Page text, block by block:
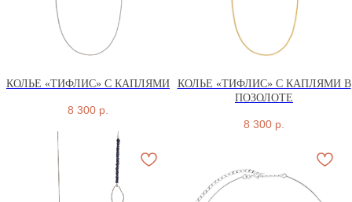
КОЛЬЕ «ТИФЛИС» С КАПЛЯМИ
8 300 р.
КОЛЬЕ «ТИФЛИС» С КАПЛЯМИ В
ПОЗОЛОТЕ
8 300 р.